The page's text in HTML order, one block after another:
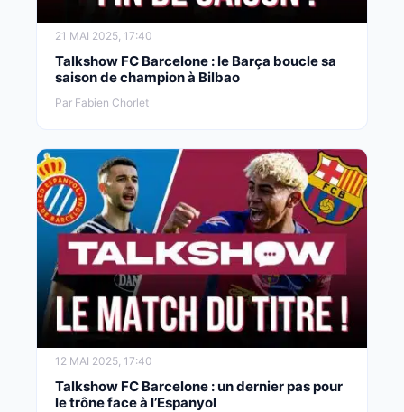
21 MAI 2025, 17:40
Talkshow FC Barcelone : le Barça boucle sa
saison de champion à Bilbao
Par Fabien Chorlet
12 MAI 2025, 17:40
Talkshow FC Barcelone : un dernier pas pour
le trône face à l’Espanyol